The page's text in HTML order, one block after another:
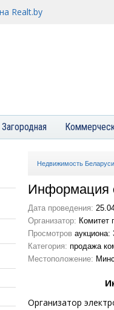
Realt.by
Загородная
Недвижимость Беларуси
Информация
Дата проведения:
Организатор: Комитет
Просмотров аукциона:
Категория: продажа
Местоположение:
Организатор